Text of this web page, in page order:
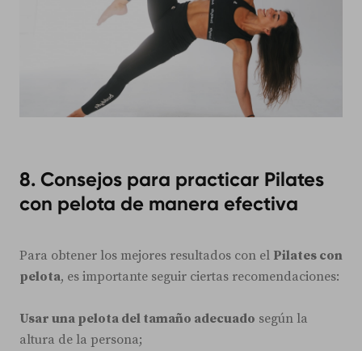
8. Consejos para practicar Pilates
con pelota de manera efectiva
Para obtener los mejores resultados con el Pilates con
pelota, es importante seguir ciertas recomendaciones:
Usar una pelota del tamaño adecuado según la
altura de la persona;